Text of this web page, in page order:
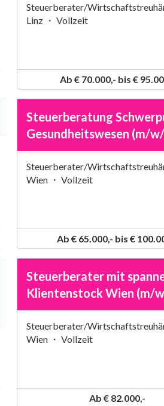
Steuerberater/
Linz ・ Vollzeit
Ab € 70.000,- bis €
Steuerberatung
Gesundheitswesen (m/
Steuerberater/
Wien ・ Vollzeit
Ab € 65.000,- bis €
Steuerberater mit
Klientenstock Wien (m/
Steuerberater/
Wien ・ Vollzeit
Ab € 82.000,-